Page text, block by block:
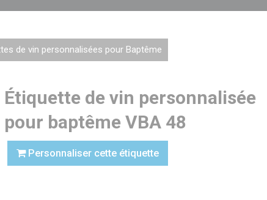
de vin personnalisées pour Baptême
Étiquette de vin personnalisée
pour baptême VBA 48
Personnaliser cette étiquette